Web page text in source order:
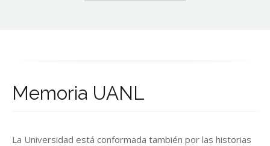
Memoria UANL
La Universidad está conformada también por las historias